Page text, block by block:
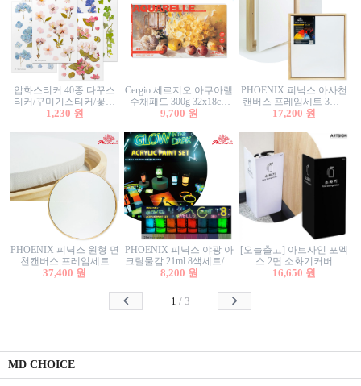
압화스티커 40종 다꾸스
티커/꾸미기스티커/꽃스
티커/압화꽃책갈피/팬시
1,230 원
Cergio 세르지오 아쿠아렐
수채패드 300g 32x18cm
12매 1면제본
9,700 원
PHOENIX 피닉스 아사천
캔버스 프레임세트 3호F
27.3x22cm 캔버스와 올림
17,200 원
PHOENIX 피닉스 원형 면
천캔버스 프레임세트
40cm/원형캔버스/플로팅
37,400 원
PHOENIX 피닉스 야광 아
크릴물감 21ml 8색세트/야
광물감
8,200 원
[오늘출고] 아트사인 포멕
스 2면 소화기커버
1470/1471/소화기커버/소
함/소화기거치대/소화기
16,650 원
1 / 3
MD CHOICE